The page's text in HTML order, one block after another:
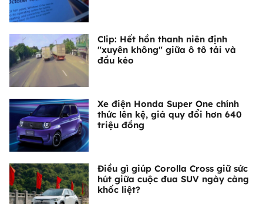
Clip: Hết hồn thanh niên định
"xuyên không" giữa ô tô tải và
đầu kéo
Xe điện Honda Super One chính
thức lên kệ, giá quy đổi hơn 640
triệu đồng
Điều gì giúp Corolla Cross giữ sức
hút giữa cuộc đua SUV ngày càng
khốc liệt?